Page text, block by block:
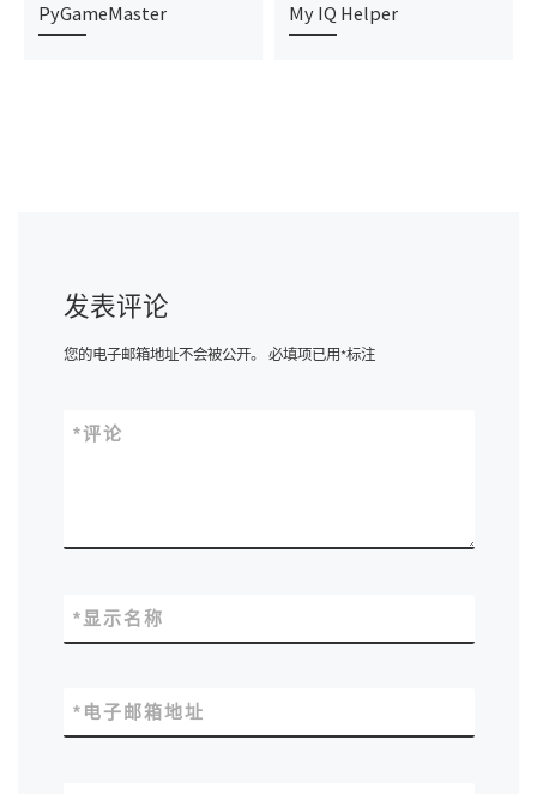
PyGameMaster My IQ Helper
发表评论
您的电子邮箱地址不会被公开。 必填项已用*标注
评论
*
显示名称
*
电子邮箱地址
*